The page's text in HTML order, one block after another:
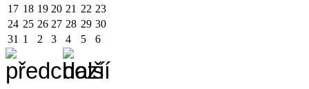
17 18 19 20 21 22 23
24 25 26 27 28 29 30
31 1 2 3 4 5 6